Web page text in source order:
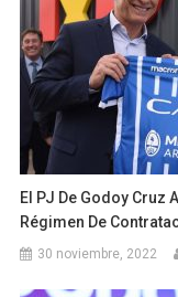
El PJ De Godoy
Régimen De
30 noviembre, 2022